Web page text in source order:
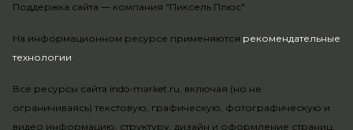
На информационном ресурсе применяются рекомендательные
технологии.
Все ресурсы сайта indo-market.ru, включая (но не
ограничиваясь) текстовую, графическую, фотографическую и
видео информацию, структуру, дизайн и оформление страниц,
Поддержка сайта — компания "Пиксель Плюс"